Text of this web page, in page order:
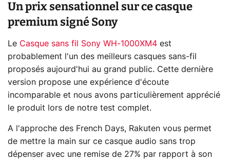
Un prix sensationnel sur ce casque
premium signé Sony
Le Casque sans fil Sony WH-1000XM4 est
probablement l'un des meilleurs casques sans-fil
proposés aujourd'hui au grand public. Cette dernière
version propose une expérience d'écoute
incomparable et nous avons particulièrement apprécié
le produit lors de notre test complet.
A l'approche des French Days, Rakuten vous permet
de mettre la main sur ce casque audio sans trop
dépenser avec une remise de 27% par rapport à son